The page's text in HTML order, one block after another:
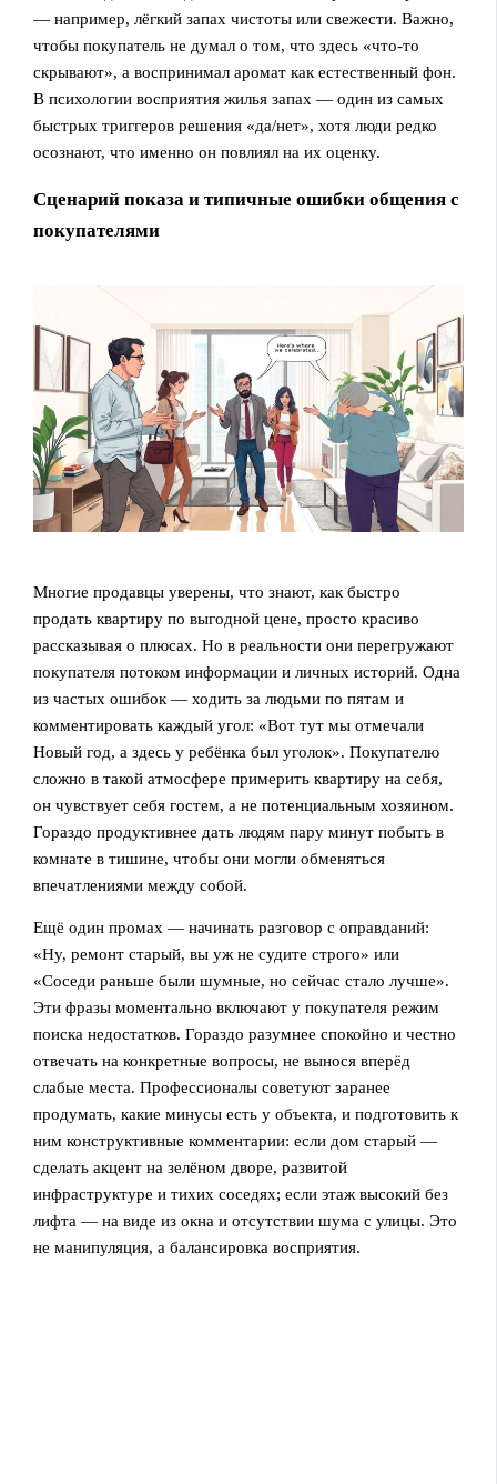
— например, лёгкий запах чистоты или свежести. Важно,
чтобы покупатель не думал о том, что здесь «что‑то
скрывают», а воспринимал аромат как естественный фон.
В психологии восприятия жилья запах — один из самых
быстрых триггеров решения «да/нет», хотя люди редко
осознают, что именно он повлиял на их оценку.
Сценарий показа и типичные ошибки общения с
покупателями
Многие продавцы уверены, что знают, как быстро
продать квартиру по выгодной цене, просто красиво
рассказывая о плюсах. Но в реальности они перегружают
покупателя потоком информации и личных историй. Одна
из частых ошибок — ходить за людьми по пятам и
комментировать каждый угол: «Вот тут мы отмечали
Новый год, а здесь у ребёнка был уголок». Покупателю
сложно в такой атмосфере примерить квартиру на себя,
он чувствует себя гостем, а не потенциальным хозяином.
Гораздо продуктивнее дать людям пару минут побыть в
комнате в тишине, чтобы они могли обменяться
впечатлениями между собой.
Ещё один промах — начинать разговор с оправданий:
«Ну, ремонт старый, вы уж не судите строго» или
«Соседи раньше были шумные, но сейчас стало лучше».
Эти фразы моментально включают у покупателя режим
поиска недостатков. Гораздо разумнее спокойно и честно
отвечать на конкретные вопросы, не вынося вперёд
слабые места. Профессионалы советуют заранее
продумать, какие минусы есть у объекта, и подготовить к
ним конструктивные комментарии: если дом старый —
сделать акцент на зелёном дворе, развитой
инфраструктуре и тихих соседях; если этаж высокий без
лифта — на виде из окна и отсутствии шума с улицы. Это
не манипуляция, а балансировка восприятия.